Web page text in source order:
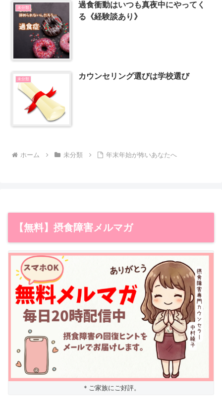
未分類
過食衝動はいつも真夜中にやってく
る《経験談あり》
未分類 カウンセリング選びは学校選び
ホーム 未分類 年末年始が怖いあなたへ
【無料】摂食障害メルマガ
＊ご家族にご好評。